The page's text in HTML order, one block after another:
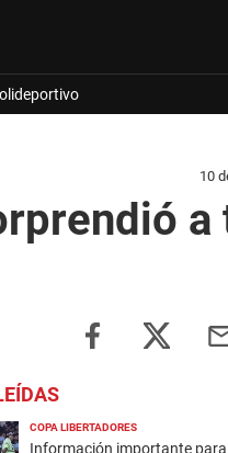
10
a
COPA LIBERTADORES
Información importante